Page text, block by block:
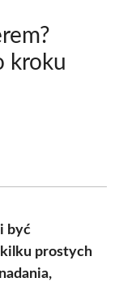
kroku
być
prostych